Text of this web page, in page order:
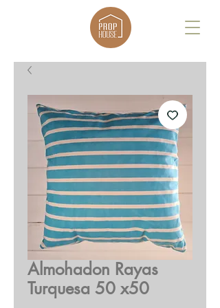
Almohadon Rayas
Turquesa 50 x50